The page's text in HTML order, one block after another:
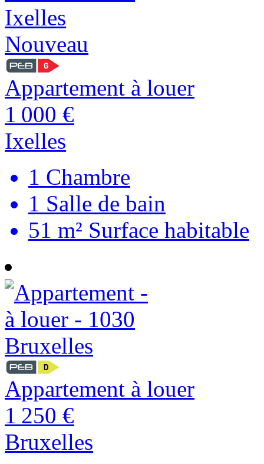
Nouveau
Appartement à louer
1 000 €
Ixelles
1 Chambre
1 Salle de bain
51 m² Surface habitable
Appartement à louer
1 250 €
Bruxelles